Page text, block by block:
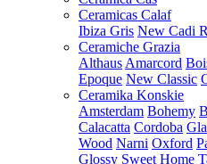
Ceramicas Calaf
Ibiza Gris New Cadi
Ceramiche Grazia
Althaus Amarcord
Epoque New Classic
Ceramika Konskie
Amsterdam Bohemy
Calacatta Cordoba
Wood Narni Oxford
Glossy Sweet Home